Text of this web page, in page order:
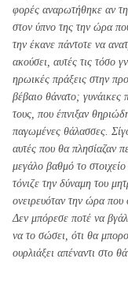
φορές αναρωτήθηκε αν
στον ύπνο της την ώρα
την έκανε πάντοτε να
ακούσει, αυτές τις τόσο
ηρωικές πράξεις στην
βέβαιο θάνατο; γυνάικες
τους, που έπνιξαν
παγωμένες θάλασσες.
αυτές που θα πλησίαζαν
μεγάλο βαθμό το
τόνιζε την δύναμη του
ονειρευόταν την ώρα που
Δεν μπόρεσε ποτέ να
να το σώσει, ότι θα
ουρλιάξει απέναντι στο